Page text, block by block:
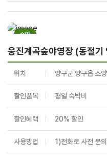
숙박
웅진계곡숲야영장 (동절기
위치 양구군 양구읍 소
할인품목 평일 숙박비
할인혜택 20% 할인
사용방법 1)전화로 사전 문